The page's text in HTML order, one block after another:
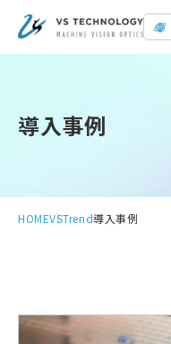
導入事例
HOMEVSTrend導入事例